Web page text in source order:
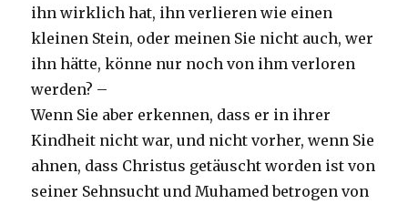
ihn wirklich hat, ihn verlieren wie einen
kleinen Stein, oder meinen Sie nicht auch, wer
ihn hätte, könne nur noch von ihm verloren
werden? –
Wenn Sie aber erkennen, dass er in ihrer
Kindheit nicht war, und nicht vorher, wenn Sie
ahnen, dass Christus getäuscht worden ist von
seiner Sehnsucht und Muhamed betrogen von